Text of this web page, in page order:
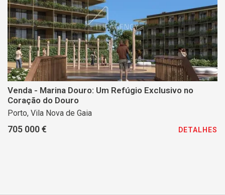
Venda - Marina Douro: Um Refúgio Exclusivo no
Coração do Douro
Porto, Vila Nova de Gaia
705 000 € DETALHES